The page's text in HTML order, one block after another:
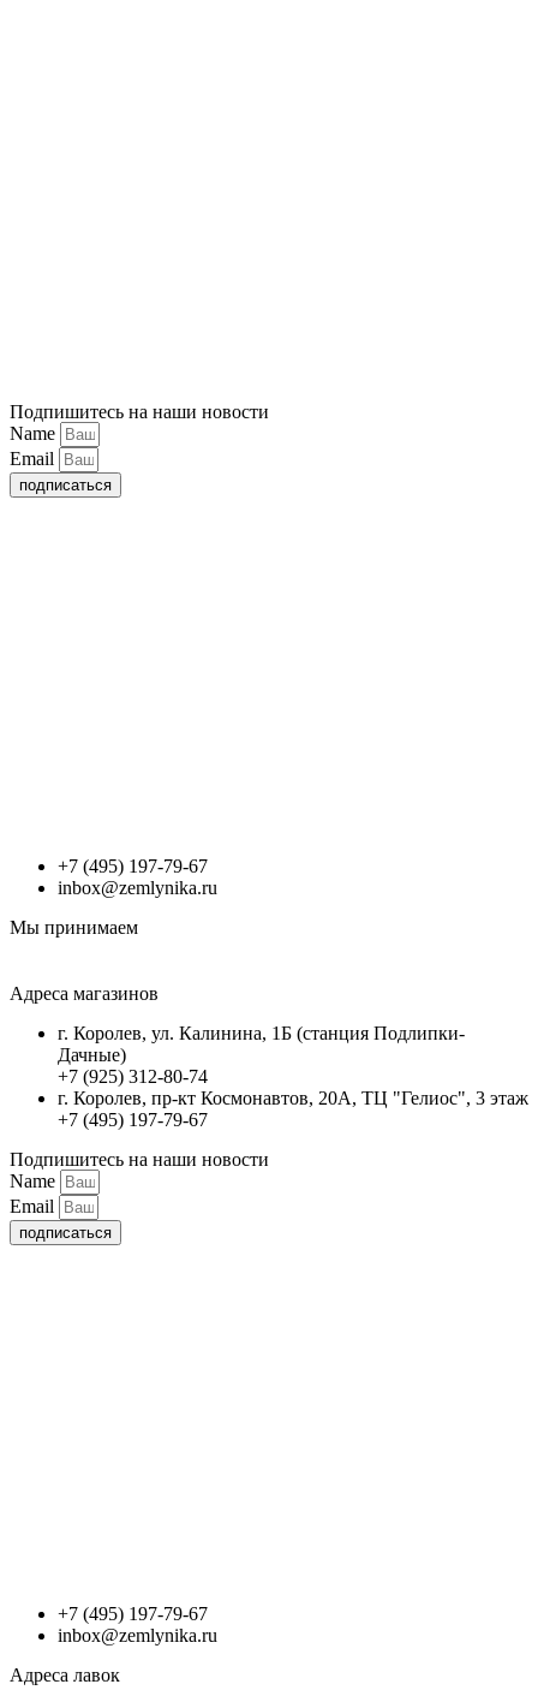
Подпишитесь на наши новости
Name
Email
подписаться
+7 (495) 197-79-67
inbox@zemlynika.ru
Мы принимаем
Адреса магазинов
г. Королев, ул. Калинина, 1Б (станция Подлипки-
Дачные)
+7 (925) 312-80-74
г. Королев, пр-кт Космонавтов, 20А, ТЦ "Гелиос", 3 этаж
+7 (495) 197-79-67
Подпишитесь на наши новости
Name
Email
подписаться
+7 (495) 197-79-67
inbox@zemlynika.ru
Адреса лавок